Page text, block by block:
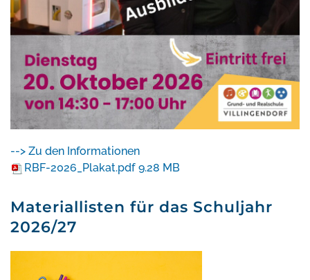
--> Zu den Informationen
RBF-2026_Plakat.pdf 9.28 MB
Materiallisten für das Schuljahr
2026/27